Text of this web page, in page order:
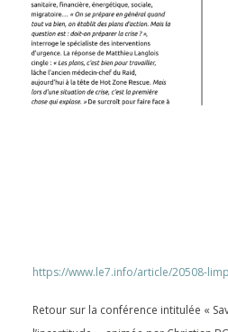
https://www.le7.info/article/20508-
Retour sur la conférence intitulée «